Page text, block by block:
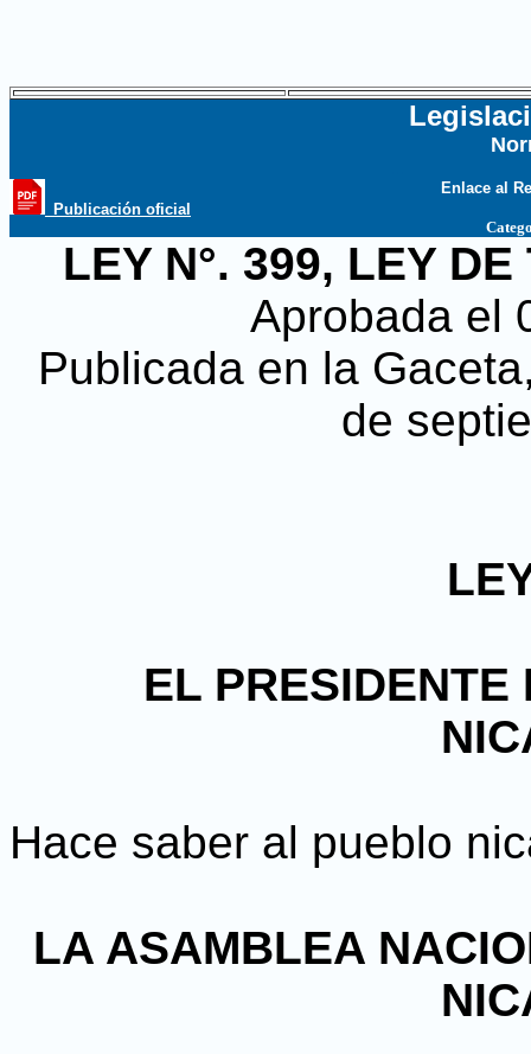
_Publicación oficial
Enlace al
LEY N°. 399, LEY
Aprobada el
Publicada en la
de
EL
Hace saber al pueblo
LA ASAMBLEA